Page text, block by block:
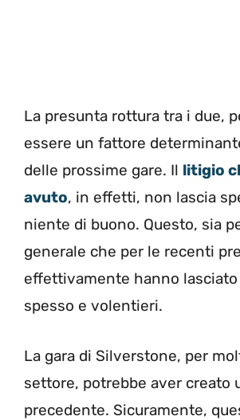
La presunta rottura tra i due,
essere un fattore
delle prossime gare. Il litigio
avuto, in effetti, non lascia
niente di buono. Questo, sia
generale che per le recenti
effettivamente hanno lasciato
spesso e volentieri.
La gara di Silverstone, per
settore, potrebbe aver creato
precedente. Sicuramente,